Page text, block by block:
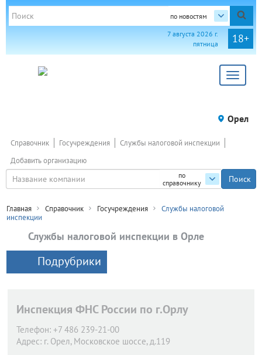
по новостям
18+
7 августа 2026 г.
пятница
Toggle
Орел
по
справочнику
Справочник Госучреждения
Службы налоговой инспекции
Добавить организацию
Главная Справочник Госучреждения
Службы налоговой
инспекции
Службы налоговой инспекции в Орле
Подрубрики
Инспекция ФНС России по г.Орлу
Телефон: +7 486 239-21-00
Адрес: г. Орел, Московское шоссе, д.119